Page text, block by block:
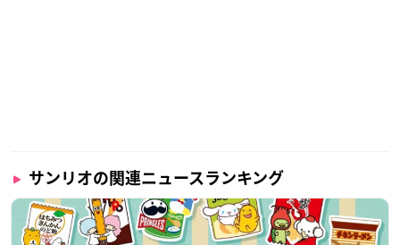
サンリオの関連ニュースランキング